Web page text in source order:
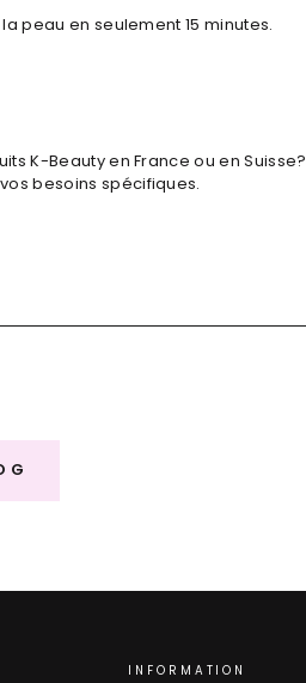
peau en seulement 15 minutes.
K-Beauty en France ou en Suisse?
besoins spécifiques.
INFORMATION